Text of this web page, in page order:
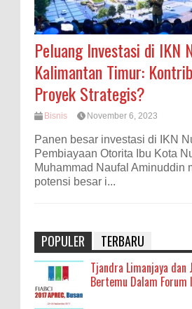
Peluang Investasi di IKN
Kalimantan Timur:
Proyek Strategis?
Bisnis November 6, 2023
Panen besar investasi di IKN
Pembiayaan Otorita Ibu Kota
Muhammad Naufal Aminuddin
potensi besar i...
POPULER TERBARU
Tjandra Limanjaya dan
Bertemu Dalam Forum